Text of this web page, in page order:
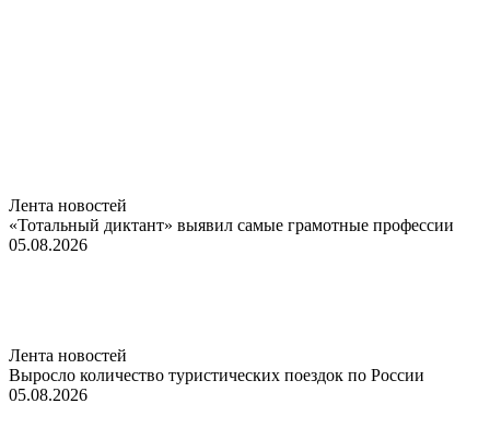
Лента новостей
«Тотальный диктант» выявил самые грамотные профессии
05.08.2026
Лента новостей
Выросло количество туристических поездок по России
05.08.2026